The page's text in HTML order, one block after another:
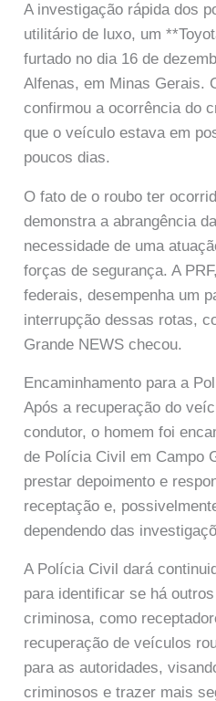
A investigação rápida dos
utilitário de luxo, um
furtado no dia 16 de
Alfenas, em Minas Gerais.
confirmou a ocorrência do
que o veículo estava em
poucos dias.
O fato de o roubo ter
demonstra a abrangência
necessidade de uma
forças de segurança. A
federais, desempenha um
interrupção dessas rotas,
Grande NEWS checou.
Encaminhamento para a
Após a recuperação do
condutor, o homem foi
de Polícia Civil em Campo
prestar depoimento e
receptação e,
dependendo das
A Polícia Civil dará
para identificar se há
criminosa, como
recuperação de veículos
para as autoridades,
criminosos e trazer mais